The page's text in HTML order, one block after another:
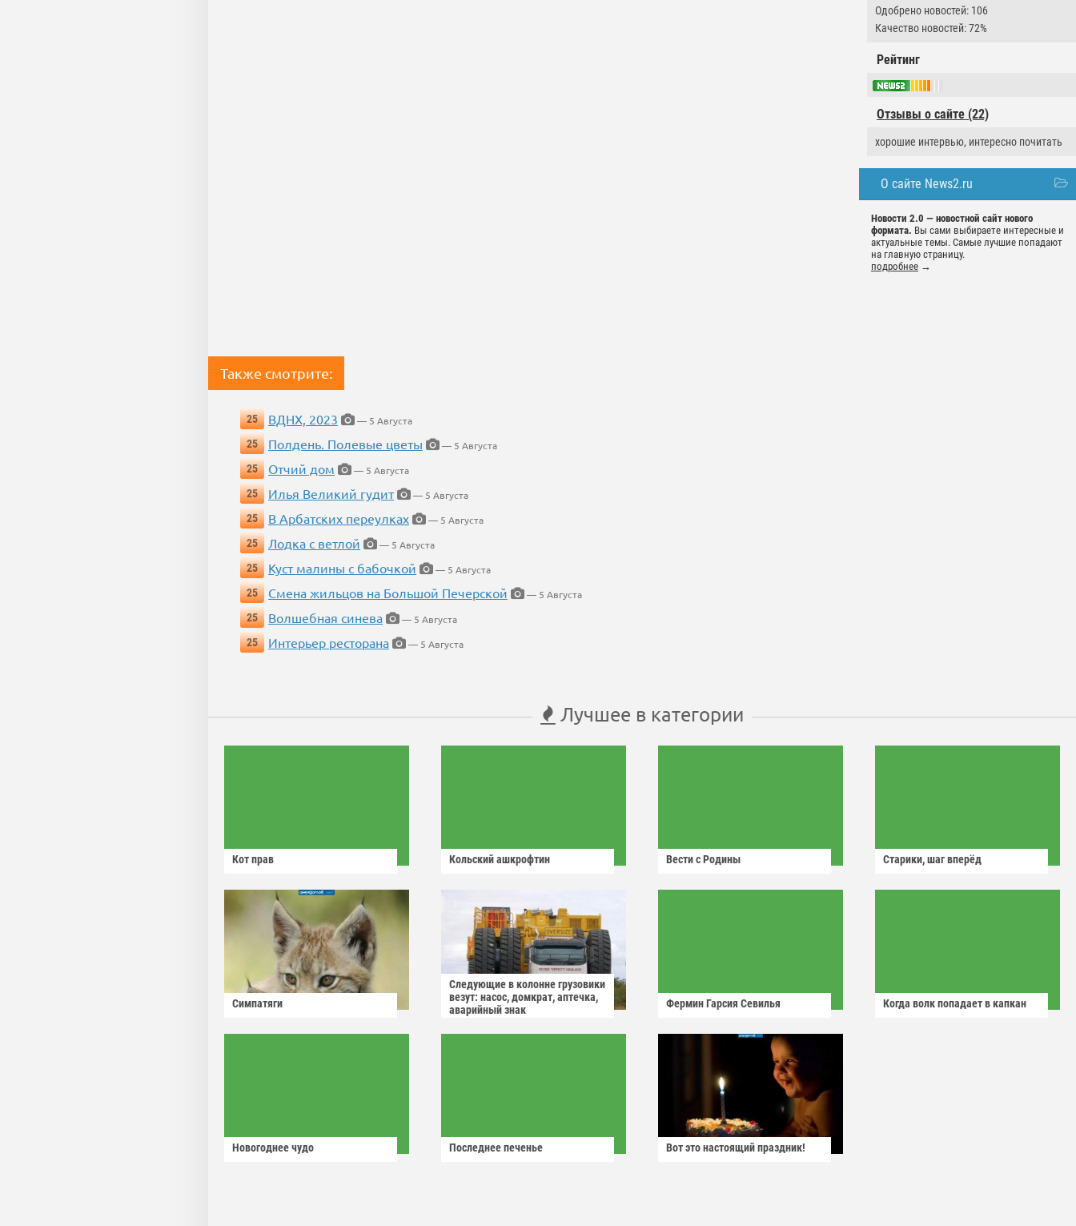
Одобрено новостей: 106
Качество новостей: 72%
Рейтинг
Отзывы о сайте (22)
хорошие интервью, интересно почитать
О сайте News2.ru
Новости 2.0 — новостной сайт нового
формата. Вы сами выбираете интересные и
актуальные темы. Самые лучшие попадают
на главную страницу.
подробнее →
Также смотрите:
25 ВДНХ, 2023
— 5 Августа
25
Полдень. Полевые цветы
— 5 Августа
25
Отчий дом
— 5 Августа
25
Илья Великий гудит
— 5 Августа
25
В Арбатских переулках
— 5 Августа
25
Лодка с ветлой
— 5 Августа
25
Куст малины с бабочкой
— 5 Августа
25
Смена жильцов на Большой Печерской
— 5 Августа
25
Волшебная синева
— 5 Августа
25
Интерьер ресторана — 5 Августа
Лучшее в категории
Кот прав Кольский ашкрофтин Вести с Родины Старики, шаг вперёд
Симпатяги
Следующие в колонне грузовики
везут: насос, домкрат, аптечка,
аварийный знак
Фермин Гарсия Севилья Когда волк попадает в капкан
Новогоднее чудо Последнее печенье Вот это настоящий праздник!